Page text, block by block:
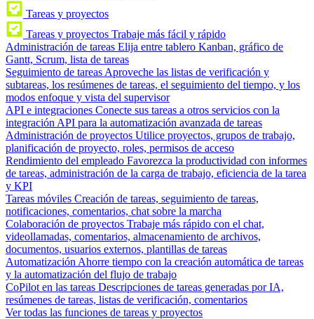
Tareas y proyectos
Tareas y proyectos Trabaje más fácil y rápido
Administración de tareas Elija entre tablero Kanban, gráfico de
Gantt, Scrum, lista de tareas
Seguimiento de tareas Aproveche las listas de verificación y
subtareas, los resúmenes de tareas, el seguimiento del tiempo, y los
modos enfoque y vista del supervisor
API e integraciones Conecte sus tareas a otros servicios con la
integración API para la automatización avanzada de tareas
Administración de proyectos Utilice proyectos, grupos de trabajo,
planificación de proyecto, roles, permisos de acceso
Rendimiento del empleado Favorezca la productividad con informes
de tareas, administración de la carga de trabajo, eficiencia de la tarea
y KPI
Tareas móviles Creación de tareas, seguimiento de tareas,
notificaciones, comentarios, chat sobre la marcha
Colaboración de proyectos Trabaje más rápido con el chat,
videollamadas, comentarios, almacenamiento de archivos,
documentos, usuarios externos, plantillas de tareas
Automatización Ahorre tiempo con la creación automática de tareas
y la automatización del flujo de trabajo
CoPilot en las tareas Descripciones de tareas generadas por IA,
resúmenes de tareas, listas de verificación, comentarios
Ver todas las funciones de tareas y proyectos